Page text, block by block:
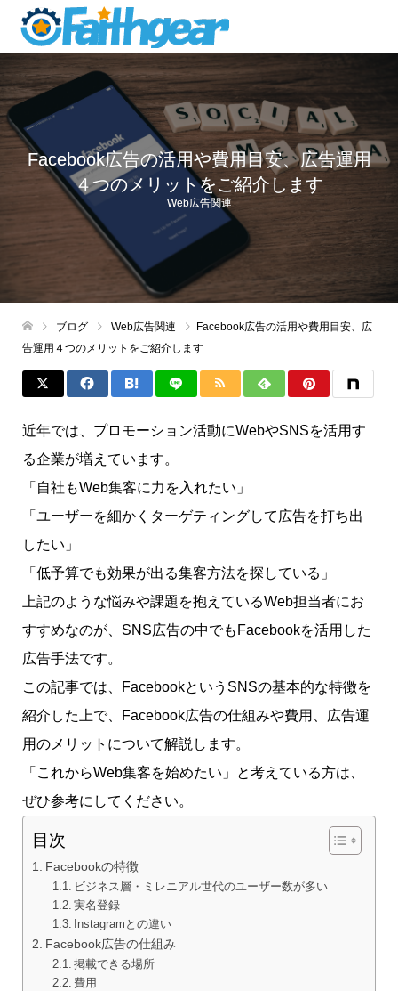
Facebook広告の活用や費用目安、広告運用
４つのメリットをご紹介します
Web広告関連
ブログ Web広告関連
Facebook広告の活用や費用目安、広
告運用４つのメリットをご紹介します
近年では、プロモーション活動にWebやSNSを活用す
る企業が増えています。
「自社もWeb集客に力を入れたい」
「ユーザーを細かくターゲティングして広告を打ち出
したい」
「低予算でも効果が出る集客方法を探している」
上記のような悩みや課題を抱えているWeb担当者にお
すすめなのが、SNS広告の中でもFacebookを活用した
広告手法です。
この記事では、FacebookというSNSの基本的な特徴を
紹介した上で、Facebook広告の仕組みや費用、広告運
用のメリットについて解説します。
「これからWeb集客を始めたい」と考えている方は、
ぜひ参考にしてください。
目次
Facebookの特徴
ビジネス層・ミレニアル世代のユーザー数が多い
実名登録
Instagramとの違い
Facebook広告の仕組み
掲載できる場所
費用